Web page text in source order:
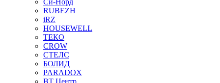
RUBEZH
iRZ
HOUSEWELL
ТЕКО
CROW
СТЕЛС
БОЛИД
PARADOX
ВТ Центр